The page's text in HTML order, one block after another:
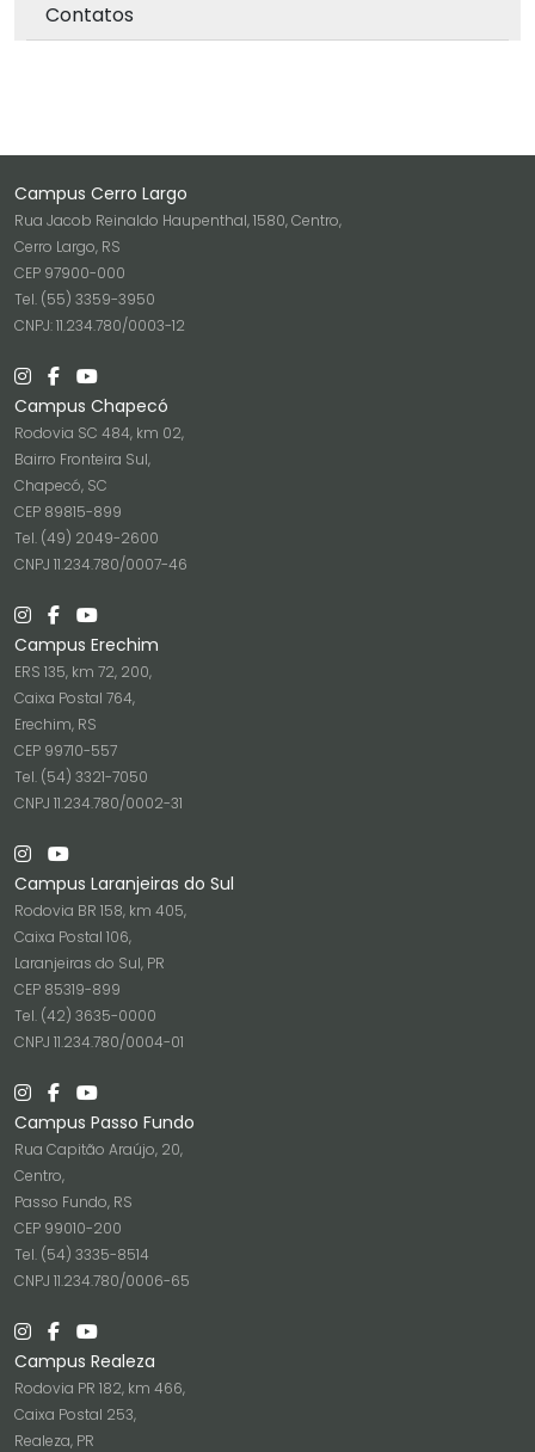
Contatos
Campus Cerro Largo
Rua Jacob Reinaldo Haupenthal, 1580, Centro,
Cerro Largo, RS
CEP 97900-000
Tel. (55) 3359-3950
CNPJ: 11.234.780/0003-12
Campus Chapecó
Rodovia SC 484, km 02,
Bairro Fronteira Sul,
Chapecó, SC
CEP 89815-899
Tel. (49) 2049-2600
CNPJ 11.234.780/0007-46
Campus Erechim
ERS 135, km 72, 200,
Caixa Postal 764,
Erechim, RS
CEP 99710-557
Tel. (54) 3321-7050
CNPJ 11.234.780/0002-31
Campus Laranjeiras do Sul
Rodovia BR 158, km 405,
Caixa Postal 106,
Laranjeiras do Sul, PR
CEP 85319-899
Tel. (42) 3635-0000
CNPJ 11.234.780/0004-01
Campus Passo Fundo
Rua Capitão Araújo, 20,
Centro,
Passo Fundo, RS
CEP 99010-200
Tel. (54) 3335-8514
CNPJ 11.234.780/0006-65
Campus Realeza
Rodovia PR 182, km 466,
Caixa Postal 253,
Realeza, PR